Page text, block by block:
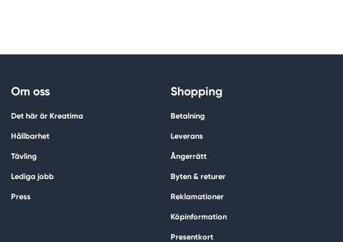
Om oss
Det här är Kreatima
Hållbarhet
Tävling
Lediga jobb
Press
Shopping
Betalning
Leverans
Ångerrätt
Byten & returer
Reklamationer
Köpinformation
Presentkort